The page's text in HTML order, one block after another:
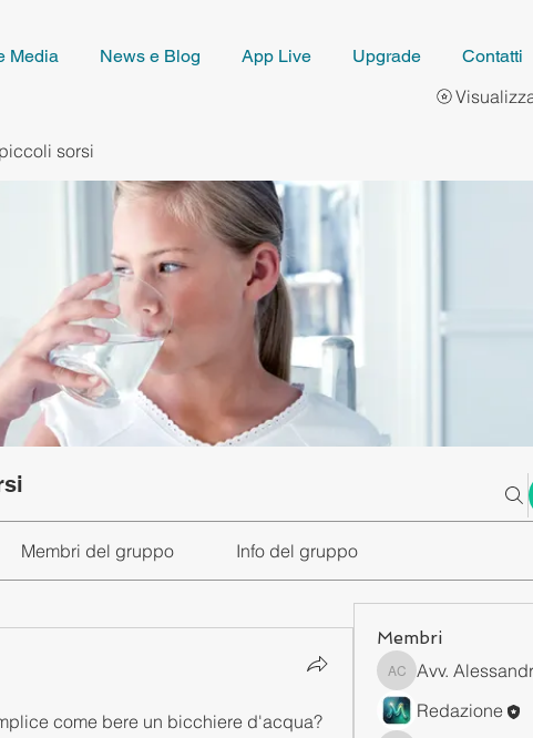
Media News e Blog App Live Upgrade Contatti
sorsi
Membri del gruppo Info del gruppo
come bere un bicchiere d'acqua?
Membri
Avv. Alessandro Cossa
Redazione